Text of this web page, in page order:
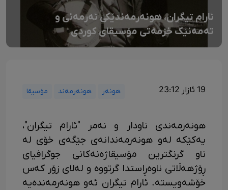
ئارام تیگران، هونەرمەندێکی ئەرمەنی و
تەمەنێک خزمەتی مۆسیقای کوردی
19 ئازار 23:12 هونەر هونەرمەند مۆسیقا
هونەرمەندی ناودار و نەمر "ئارام تیگران"،
یەکێکە لەو هونەرمەندانەی جێگەی خۆی لە
ناو گرنگترین مۆسیقاژەنەکانی جوگرافیای
ڕۆژهەڵاتی ناوەڕاستدا گرتووە و لەلای زۆر کەس
خۆشەویستە. ئارام تیگران ئەو هونەرمەندەیە